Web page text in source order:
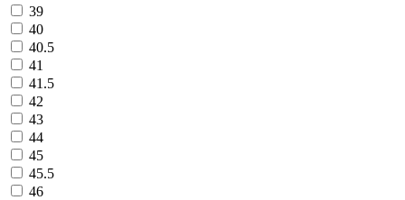
39
40
40.5
41
41.5
42
43
44
45
45.5
46